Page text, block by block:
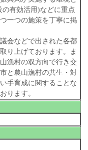
有効活用)などに重点
一つの施策を丁寧に掲
会などで出された各都
り上げております。ま
漁村の双方向で行き交
と農山漁村の共生・対
手育成に関することな
ります。